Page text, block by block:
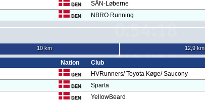
DEN SÅN-Løberne
DEN NBRO Running
10 km 12,9 km
Nation Club
DEN HVRunners/ Toyota Køge/ Saucony
DEN Sparta
DEN YellowBeard